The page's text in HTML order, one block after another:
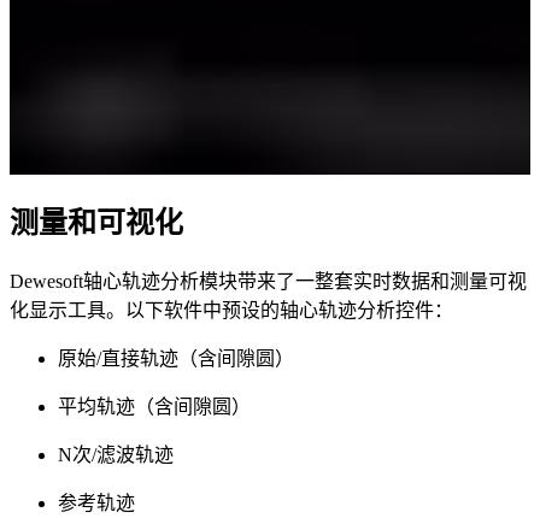
测量和可视化
Dewesoft轴心轨迹分析模块带来了一整套实时数据和测量可视
化显示工具。以下软件中预设的轴心轨迹分析控件：
原始/直接轨迹（含间隙圆）
平均轨迹（含间隙圆）
N次/滤波轨迹
参考轨迹